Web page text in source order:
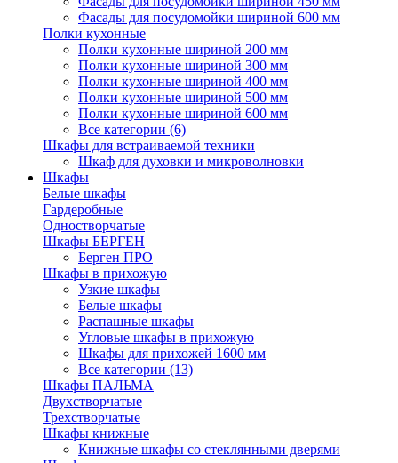
Фасады для посудомойки шириной 600 мм
Полки кухонные
Полки кухонные шириной 200 мм
Полки кухонные шириной 300 мм
Полки кухонные шириной 400 мм
Полки кухонные шириной 500 мм
Полки кухонные шириной 600 мм
Все категории (6)
Шкафы для встраиваемой техники
Шкаф для духовки и микроволновки
Шкафы
Белые шкафы
Гардеробные
Одностворчатые
Шкафы БЕРГЕН
Берген ПРО
Шкафы в прихожую
Узкие шкафы
Белые шкафы
Распашные шкафы
Угловые шкафы в прихожую
Шкафы для прихожей 1600 мм
Все категории (13)
Шкафы ПАЛЬМА
Двухстворчатые
Трехстворчатые
Шкафы книжные
Книжные шкафы со стеклянными дверями